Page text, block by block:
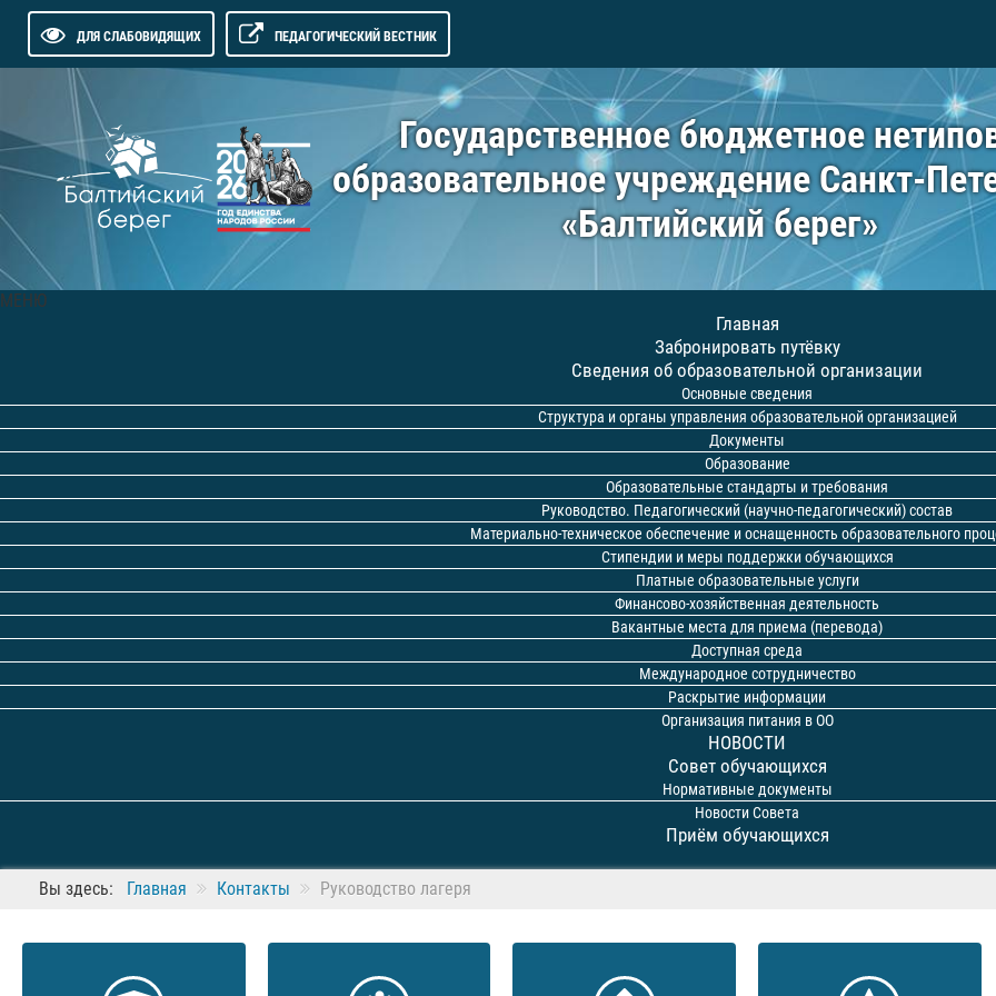
ДЛЯ СЛАБОВИДЯЩИХ ПЕДАГОГИЧЕСКИЙ ВЕСТНИК
Государственное бюджетное
образовательное учреждение Санкт-
«Балтийский берег»
МЕНЮ
Главная
Забронировать путёвку
Сведения об образовательной организации
Основные сведения
Структура и органы управления образовательной организацией
Документы
Образование
Образовательные стандарты и требования
Руководство. Педагогический (научно-педагогический) состав
Материально-техническое обеспечение и оснащенность образовательного
Стипендии и меры поддержки обучающихся
Платные образовательные услуги
Финансово-хозяйственная деятельность
Вакантные места для приема (перевода)
Доступная среда
Международное сотрудничество
Раскрытие информации
Организация питания в ОО
НОВОСТИ
Совет обучающихся
Нормативные документы
Новости Совета
Приём обучающихся
Вы здесь: Главная Контакты Руководство лагеря